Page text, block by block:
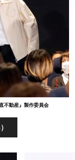
不動産』製作委員会